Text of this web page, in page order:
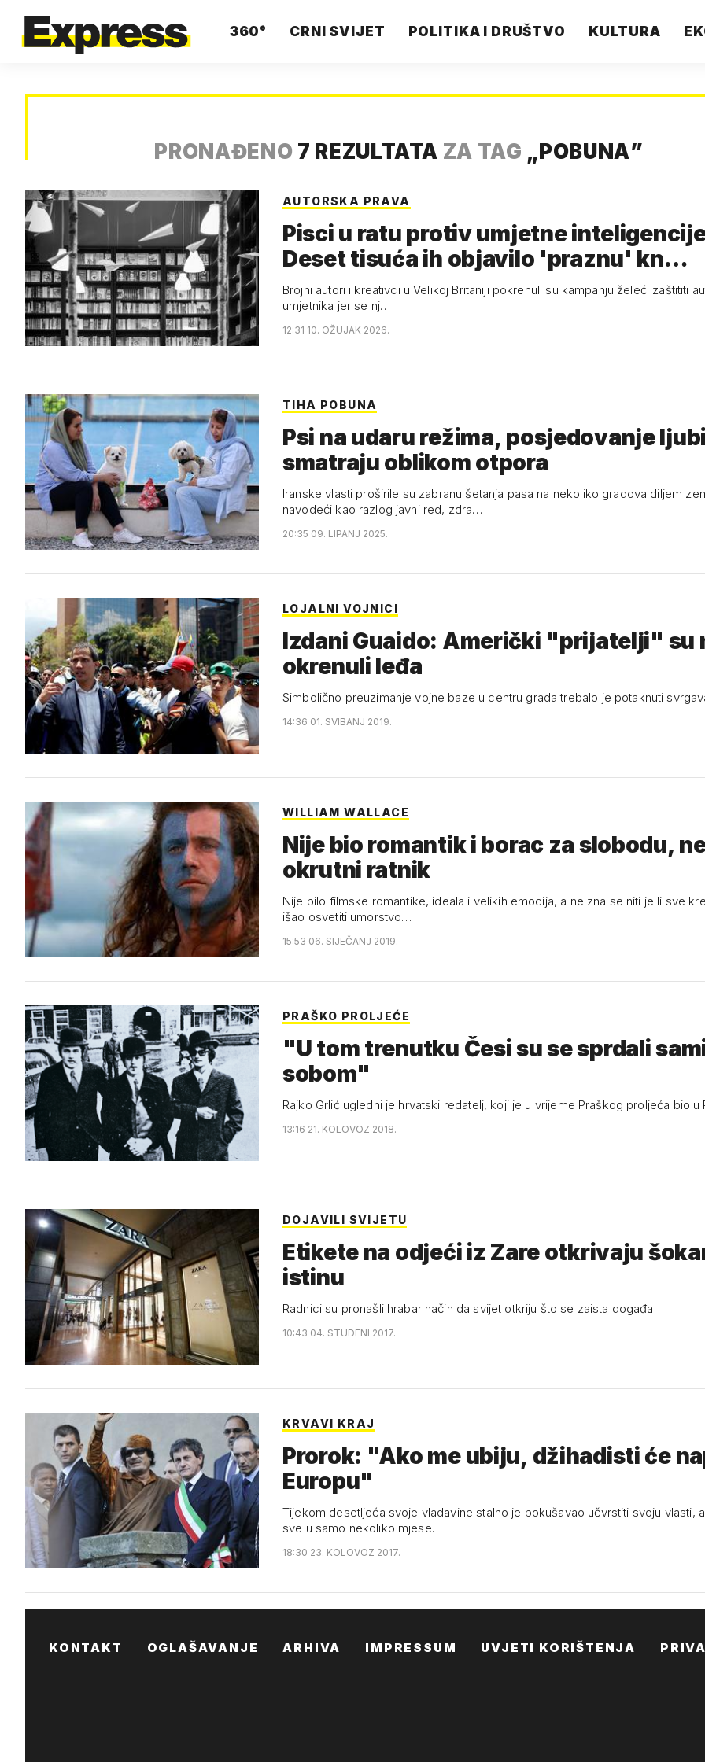
360° CRNI SVIJET POLITIKA I DRUŠTVO KULTURA
PRONAĐENO 7 REZULTATA ZA TAG „POBUNA”
AUTORSKA PRAVA
Pisci u ratu protiv umjetne
Deset tisuća ih objavilo 'praznu' kn…
Brojni autori i kreativci u Velikoj Britaniji pokrenuli su kampanju želeći zaštititi
umjetnika jer se nj…
12:31 10. OŽUJAK 2026.
TIHA POBUNA
Psi na udaru režima, posjedovanje
smatraju oblikom otpora
Iranske vlasti proširile su zabranu šetanja pasa na nekoliko gradova diljem
navodeći kao razlog javni red, zdra…
20:35 09. LIPANJ 2025.
LOJALNI VOJNICI
Izdani Guaido: Američki "prijatelji" su
okrenuli leđa
Simbolično preuzimanje vojne baze u centru grada trebalo je potaknuti
14:36 01. SVIBANJ 2019.
WILLIAM WALLACE
Nije bio romantik i borac za slobodu,
okrutni ratnik
Nije bilo filmske romantike, ideala i velikih emocija, a ne zna se niti je li sve
išao osvetiti umorstvo…
15:53 06. SIJEČANJ 2019.
PRAŠKO PROLJEĆE
"U tom trenutku Česi su se sprdali
sobom"
Rajko Grlić ugledni je hrvatski redatelj, koji je u vrijeme Praškog proljeća bio u
13:16 21. KOLOVOZ 2018.
DOJAVILI SVIJETU
Etikete na odjeći iz Zare otkrivaju
istinu
Radnici su pronašli hrabar način da svijet otkriju što se zaista događa
10:43 04. STUDENI 2017.
KRVAVI KRAJ
Prorok: "Ako me ubiju, džihadisti će
Europu"
Tijekom desetljeća svoje vladavine stalno je pokušavao učvrstiti svoju vlasti,
sve u samo nekoliko mjese…
18:30 23. KOLOVOZ 2017.
KONTAKT OGLAŠAVANJE ARHIVA IMPRESSUM UVJETI KORIŠTENJA